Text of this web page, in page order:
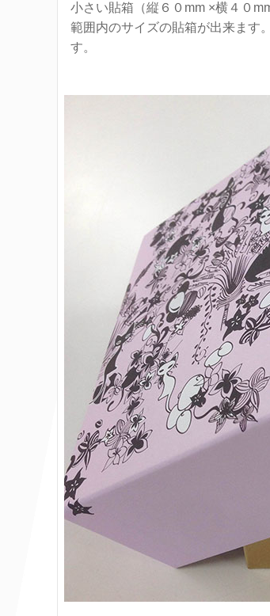
小さい貼箱（縦６０mm ×横４０
範囲内のサイズの貼箱が出来ます
す。